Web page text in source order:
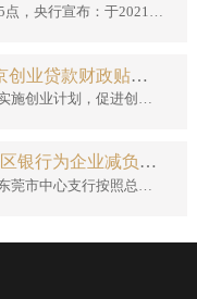
今天（7月9日）下午5点，央行宣布：于2021年7月15日下调金融机构存款准备金率0.5个百分点（不含已执行5%存款准备...
北京贷款网：北京创业贷款财政贴息方案来了
为进一步促进劳动力实施创业计划，促进创业带动就业，根据有关规定和相关文件精神，东莞市结合实际，给予规定条件的借款人创业贷...
今年前9月东莞地区银行为企业减负让利88亿元
今年以来，人民银行东莞市中心支行按照总分行部署，做好“六稳”工作，落实“六保”任务，多措并举推动金融系统向实体经济减负让...